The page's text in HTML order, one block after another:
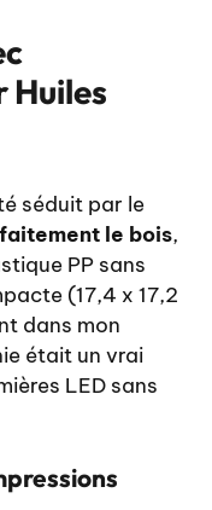
Huiles
séduit par le
le bois,
PP sans
(17,4 x 17,2
dans mon
était un vrai
LED sans